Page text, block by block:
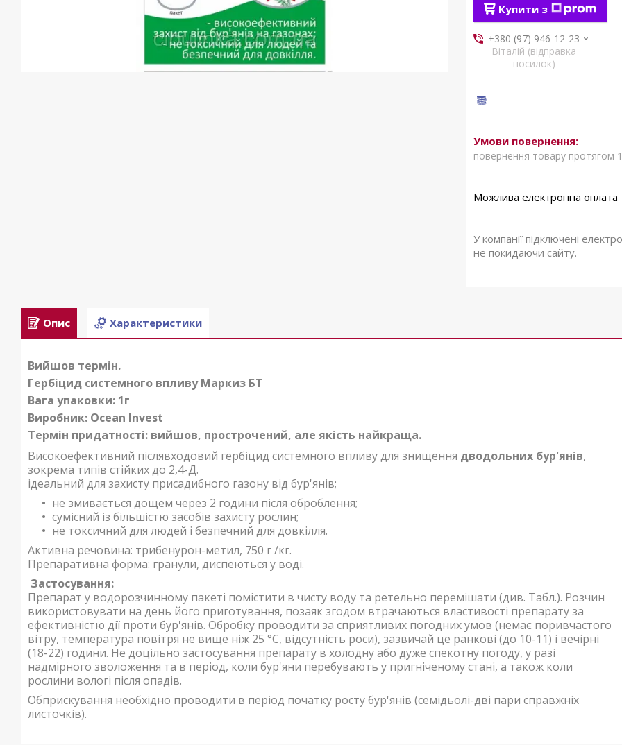
Купити з
+380 (97) 946-12-23
Віталій (відправка
посилок)
повернення товару протягом
У компанії підключені
не покидаючи сайту.
Опис Характеристики
Вийшов термін.
Гербіцид системного впливу Маркиз БТ
Вага упаковки: 1г
Виробник: Ocean Invest
Термін придатності: вийшов, прострочений, але якість найкраща.
Високоефективний післявходовий гербіцид системного впливу для знищення дводольних бур'янів,
зокрема типів стійких до 2,4-Д.
ідеальний для захисту присадибного газону від бур'янів;
не змивається дощем через 2 години після оброблення;
сумісний із більшістю засобів захисту рослин;
не токсичний для людей і безпечний для довкілля.
Активна речовина: трибенурон-метил, 750 г /кг.
Препаративна форма: гранули, диспеються у воді.
Застосування:
Препарат у водорозчинному пакеті помістити в чисту воду та ретельно перемішати (див. Табл.). Розчин
використовувати на день його приготування, позаяк згодом втрачаються властивості препарату за
ефективністю дії проти бур'янів. Обробку проводити за сприятливих погодних умов (немає поривчастого
вітру, температура повітря не вище ніж 25 °C, відсутність роси), зазвичай це ранкові (до 10-11) і вечірні
(18-22) години. Не доцільно застосування препарату в холодну або дуже спекотну погоду, у разі
надмірного зволоження та в період, коли бур'яни перебувають у пригніченому стані, а також коли
рослини вологі після опадів.
Обприскування необхідно проводити в період початку росту бур'янів (семідьолі-дві пари справжніх
листочків).